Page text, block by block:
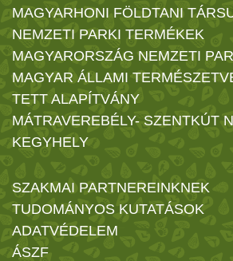
MAGYARHONI FÖLDTANI
NEMZETI PARKI TERMÉKEK
MAGYARORSZÁG NEMZETI
MAGYAR ÁLLAMI
TETT ALAPÍTVÁNY
MÁTRAVEREBÉLY- SZENTKÚT
KEGYHELY
SZAKMAI PARTNEREINKNEK
TUDOMÁNYOS KUTATÁSOK
ADATVÉDELEM
ÁSZF